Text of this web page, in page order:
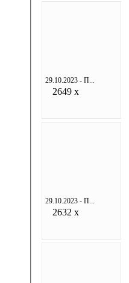
29.10.2023 - П...
2649 x
29.10.2023 - П...
2632 x